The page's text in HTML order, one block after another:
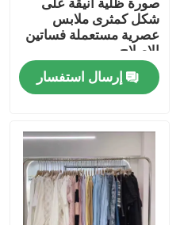
رقابة جودة
اتصل بنا
ملابس الموضة المستعملة
ملابس الاطفال الابتدائية
صورة ظلية أنيقة على
شكل كمثرى ملابس
عصرية مستعملة فساتين
الإصلاح
إرسال استفسار